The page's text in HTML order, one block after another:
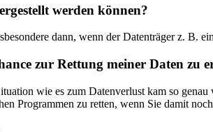
werden können?
dann, wenn der Datenträger z. B.
zur Rettung meiner Daten zu
wie es zum Datenverlust kam so
Programmen zu retten, wenn Sie damit